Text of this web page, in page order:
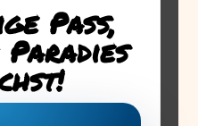
Pass,